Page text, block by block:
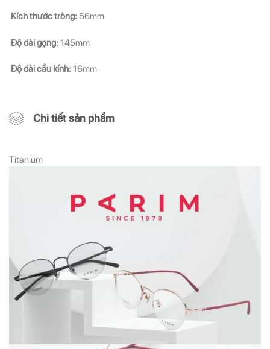
Kích thước tròng: 56mm
Độ dài gọng:145mm
Độ dài cầu kính:16mm
Chi tiết sản phẩm
Titanium